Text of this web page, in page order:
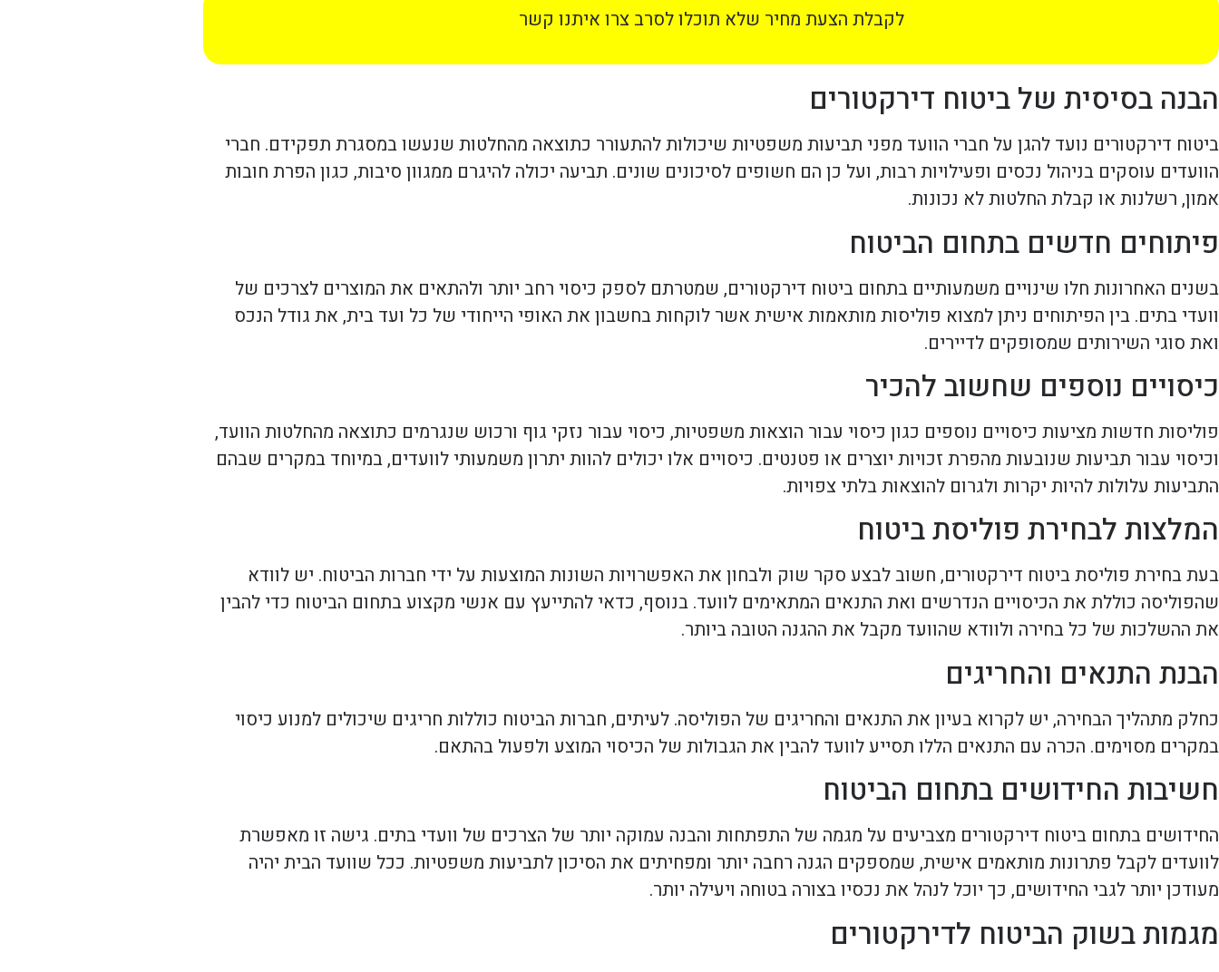
לקבלת הצעת מחיר שלא תוכלו לסרב צרו איתנו קשר
הבנה בסיסית של ביטוח דירקטורים
ביטוח דירקטורים נועד להגן על חברי הוועד מפני תביעות משפטיות שיכולות להתעורר כתוצאה מהחלטות שנעשו במסגרת תפקידם. חברי
הוועדים עוסקים בניהול נכסים ופעילויות רבות, ועל כן הם חשופים לסיכונים שונים. תביעה יכולה להיגרם ממגוון סיבות, כגון הפרת חובות
אמון, רשלנות או קבלת החלטות לא נכונות.
פיתוחים חדשים בתחום הביטוח
בשנים האחרונות חלו שינויים משמעותיים בתחום ביטוח דירקטורים, שמטרתם לספק כיסוי רחב יותר ולהתאים את המוצרים לצרכים של
וועדי בתים. בין הפיתוחים ניתן למצוא פוליסות מותאמות אישית אשר לוקחות בחשבון את האופי הייחודי של כל ועד בית, את גודל הנכס
ואת סוגי השירותים שמסופקים לדיירים.
כיסויים נוספים שחשוב להכיר
פוליסות חדשות מציעות כיסויים נוספים כגון כיסוי עבור הוצאות משפטיות, כיסוי עבור נזקי גוף ורכוש שנגרמים כתוצאה מהחלטות הוועד,
וכיסוי עבור תביעות שנובעות מהפרת זכויות יוצרים או פטנטים. כיסויים אלו יכולים להוות יתרון משמעותי לוועדים, במיוחד במקרים שבהם
התביעות עלולות להיות יקרות ולגרום להוצאות בלתי צפויות.
המלצות לבחירת פוליסת ביטוח
בעת בחירת פוליסת ביטוח דירקטורים, חשוב לבצע סקר שוק ולבחון את האפשרויות השונות המוצעות על ידי חברות הביטוח. יש לוודא
שהפוליסה כוללת את הכיסויים הנדרשים ואת התנאים המתאימים לוועד. בנוסף, כדאי להתייעץ עם אנשי מקצוע בתחום הביטוח כדי להבין
את ההשלכות של כל בחירה ולוודא שהוועד מקבל את ההגנה הטובה ביותר.
הבנת התנאים והחריגים
כחלק מתהליך הבחירה, יש לקרוא בעיון את התנאים והחריגים של הפוליסה. לעיתים, חברות הביטוח כוללות חריגים שיכולים למנוע כיסוי
במקרים מסוימים. הכרה עם התנאים הללו תסייע לוועד להבין את הגבולות של הכיסוי המוצע ולפעול בהתאם.
חשיבות החידושים בתחום הביטוח
החידושים בתחום ביטוח דירקטורים מצביעים על מגמה של התפתחות והבנה עמוקה יותר של הצרכים של וועדי בתים. גישה זו מאפשרת
לוועדים לקבל פתרונות מותאמים אישית, שמספקים הגנה רחבה יותר ומפחיתים את הסיכון לתביעות משפטיות. ככל שוועד הבית יהיה
מעודכן יותר לגבי החידושים, כך יוכל לנהל את נכסיו בצורה בטוחה ויעילה יותר.
מגמות בשוק הביטוח לדירקטורים